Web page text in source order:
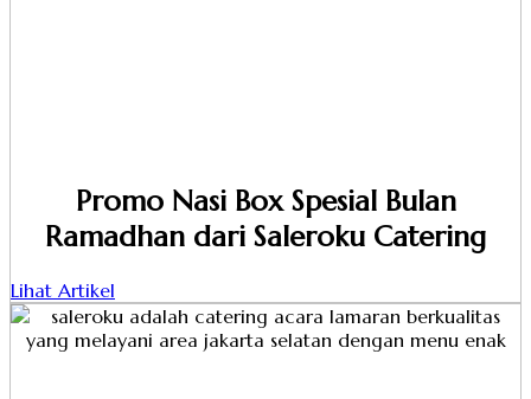
Promo Nasi Box Spesial Bulan
Ramadhan dari Saleroku Catering
Lihat Artikel